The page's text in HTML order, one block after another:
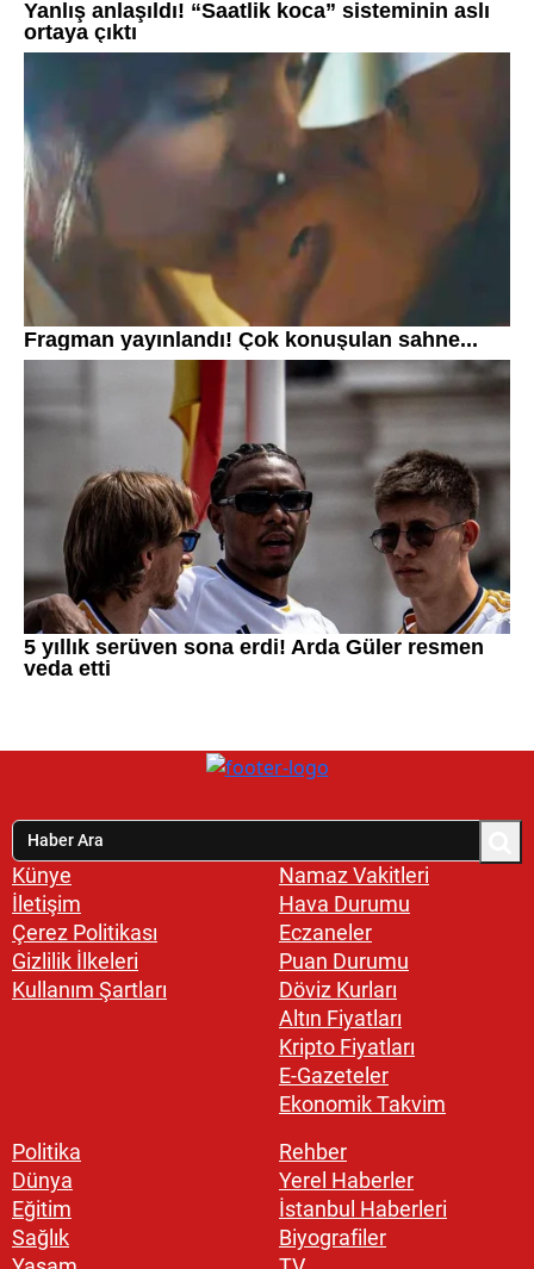
Künye
İletişim
Çerez Politikası
Gizlilik İlkeleri
Kullanım Şartları
Namaz Vakitleri
Hava Durumu
Eczaneler
Puan Durumu
Döviz Kurları
Altın Fiyatları
Kripto Fiyatları
E-Gazeteler
Ekonomik Takvim
Politika
Dünya
Eğitim
Sağlık
Rehber
Yerel Haberler
İstanbul Haberleri
Biyografiler